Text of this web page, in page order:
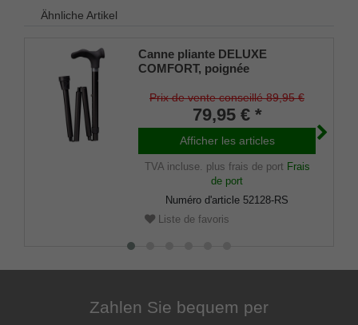
Ähnliche Artikel
Canne pliante DELUXE
COMFORT, poignée
canne en métal léger stable,
noir mat, hauteur réglable,
amortisseur en caoutchouc,
droite/gauche
Prix de vente conseillé 89,95 €
79,95 € *
Afficher les articles
TVA incluse. plus frais de port Frais
de port
Numéro d'article 52128-RS
Liste de favoris
Zahlen Sie bequem per